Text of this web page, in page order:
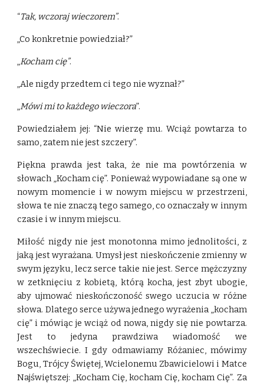
“Tak, wczoraj wieczorem”.
„Co konkretnie powiedział?”
„Kocham cię”.
„Ale nigdy przedtem ci tego nie wyznał?”
„Mówi mi to każdego wieczora”.
Powiedziałem jej: “Nie wierzę mu. Wciąż powtarza to
samo, zatem nie jest szczery”.
Piękna prawda jest taka, że nie ma powtórzenia w
słowach „Kocham cię”. Ponieważ wypowiadane są one w
nowym momencie i w nowym miejscu w przestrzeni,
słowa te nie znaczą tego samego, co oznaczały w innym
czasie i w innym miejscu.
Miłość nigdy nie jest monotonna mimo jednolitości, z
jaką jest wyrażana. Umysł jest nieskończenie zmienny w
swym języku, lecz serce takie nie jest. Serce mężczyzny
w zetknięciu z kobietą, którą kocha, jest zbyt ubogie,
aby ujmować nieskończoność swego uczucia w różne
słowa. Dlatego serce używa jednego wyrażenia „kocham
cię” i mówiąc je wciąż od nowa, nigdy się nie powtarza.
Jest to jedyna prawdziwa wiadomość we
wszechświecie. I gdy odmawiamy Różaniec, mówimy
Bogu, Trójcy Świętej, Wcielonemu Zbawicielowi i Matce
Najświętszej: „Kocham Cię, kocham Cię, kocham Cię”. Za